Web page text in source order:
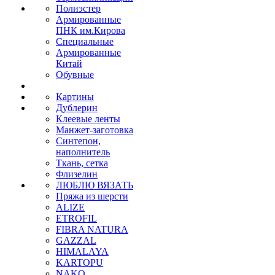
Полиэстер
Армированные
ПНК им.Кирова
Специальные
Армированные
Китай
Обувные
Картины
Дублерин
Клеевые ленты
Манжет-заготовка
Синтепон,
наполнитель
Ткань, сетка
Флизелин
ЛЮБЛЮ ВЯЗАТЬ
Пряжа из шерсти
ALIZE
ETROFIL
FIBRA NATURA
GAZZAL
HIMALAYA
KARTOPU